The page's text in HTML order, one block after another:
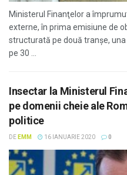
Ministerul Finanţelor a
externe, în prima emisiune de
structurată pe două tranşe,
pe 30 ...
Insectar la Ministerul
pe domenii cheie ale
politice
DE EMM 16 IANUARIE 2020 0